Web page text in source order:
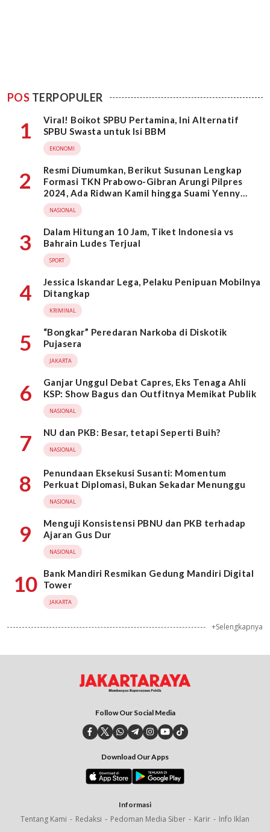
POS TERPOPULER
1
Viral! Boikot SPBU Pertamina, Ini Alternatif
SPBU Swasta untuk Isi BBM
EKONOMI
2
Resmi Diumumkan, Berikut Susunan Lengkap
Formasi TKN Prabowo-Gibran Arungi Pilpres
2024, Ada Ridwan Kamil hingga Suami Yenny
Wahid
NASIONAL
3
Dalam Hitungan 10 Jam, Tiket Indonesia vs
Bahrain Ludes Terjual
SPORT
4
Jessica Iskandar Lega, Pelaku Penipuan Mobilnya
Ditangkap
KRIMINAL
5
“Bongkar” Peredaran Narkoba di Diskotik
Pujasera
JAKARTA
6
Ganjar Unggul Debat Capres, Eks Tenaga Ahli
KSP: Show Bagus dan Outfitnya Memikat Publik
NASIONAL
7 NU dan PKB: Besar, tetapi Seperti Buih?
NASIONAL
8
Penundaan Eksekusi Susanti: Momentum
Perkuat Diplomasi, Bukan Sekadar Menunggu
NASIONAL
9
Menguji Konsistensi PBNU dan PKB terhadap
Ajaran Gus Dur
NASIONAL
10
Bank Mandiri Resmikan Gedung Mandiri Digital
Tower
JAKARTA
+Selengkapnya
Follow Our Social Media
Download Our Apps
Informasi
Tentang Kami Redaksi Pedoman Media Siber Karir Info Iklan